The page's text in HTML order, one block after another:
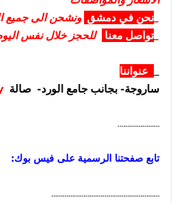
نحن في دمشق ونشحن الى جميع
تواصل معنا للحجز خلال نفس
عنواننا
ساروجة- بجانب جامع الورد- صالة
………………….
تابع صفحتنا الرسمية على فيس بوك:
…………………………………………………